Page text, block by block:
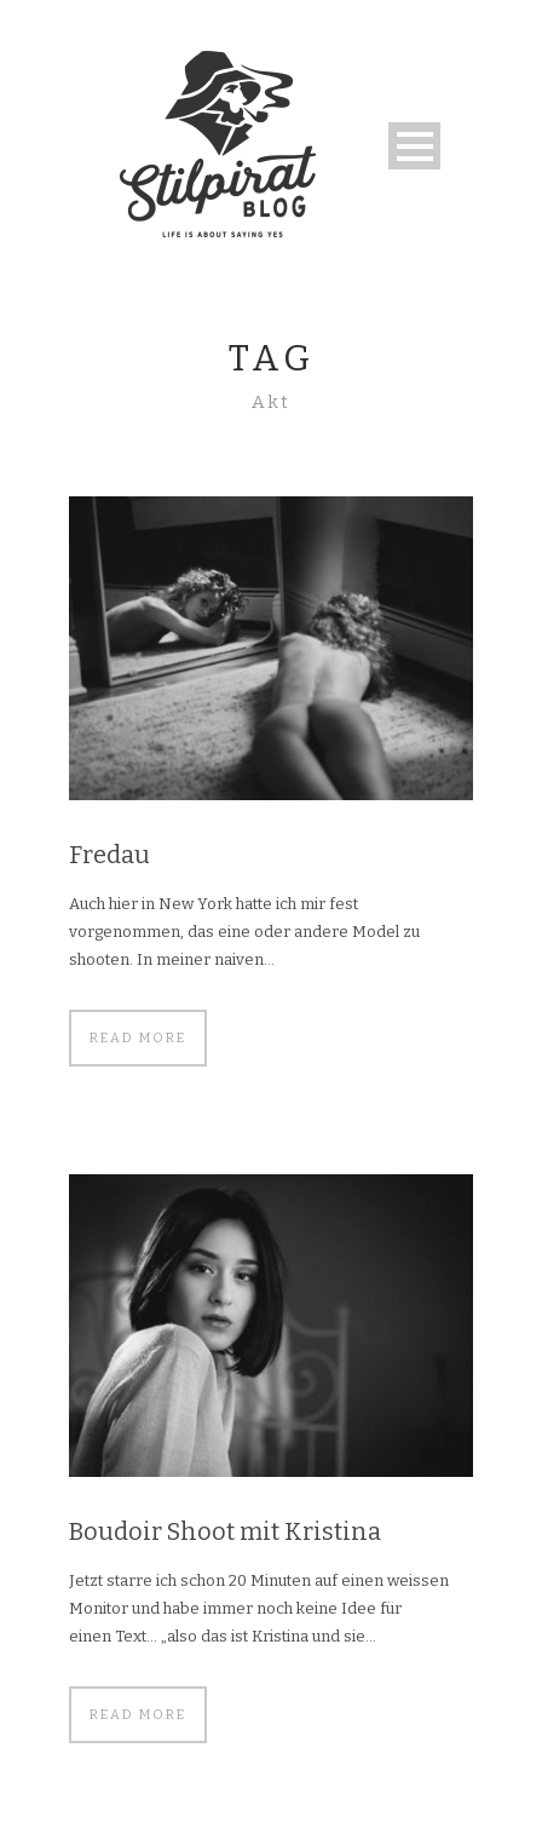
TAG
Akt
Fredau
Auch hier in New York hatte ich mir fest
vorgenommen, das eine oder andere Model zu
shooten. In meiner naiven...
READ MORE
Boudoir Shoot mit Kristina
Jetzt starre ich schon 20 Minuten auf einen weissen
Monitor und habe immer noch keine Idee für
einen Text… „also das ist Kristina und sie...
READ MORE